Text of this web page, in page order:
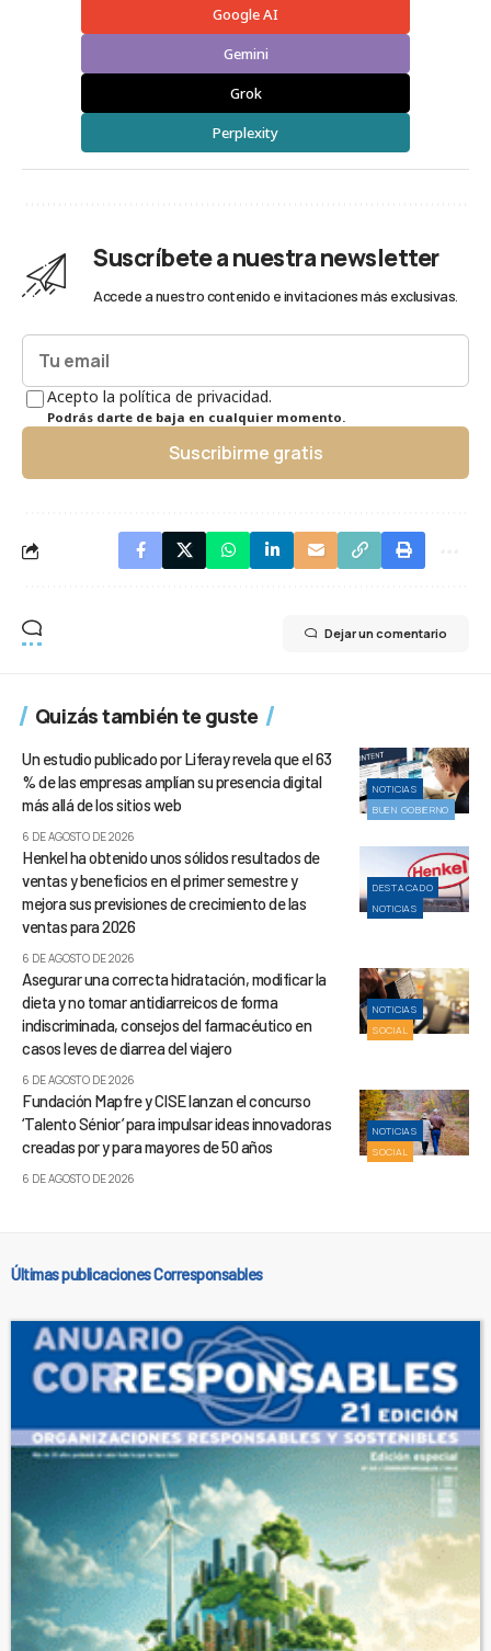
Google AI
Gemini
Grok
Perplexity
Suscríbete a nuestra newsletter
Accede a nuestro contenido e invitaciones más exclusivas.
Acepto la política de privacidad.
Podrás darte de baja en cualquier momento.
Suscribirme gratis
Dejar un comentario
Quizás también te guste
NOTICIAS
BUEN GOBIERNO
Un estudio publicado por Liferay revela que el 63
% de las empresas amplían su presencia digital
más allá de los sitios web
6 DE AGOSTO DE 2026
DESTACADO
NOTICIAS
Henkel ha obtenido unos sólidos resultados de
ventas y beneficios en el primer semestre y
mejora sus previsiones de crecimiento de las
ventas para 2026
6 DE AGOSTO DE 2026
NOTICIAS
SOCIAL
Asegurar una correcta hidratación, modificar la
dieta y no tomar antidiarreicos de forma
indiscriminada, consejos del farmacéutico en
casos leves de diarrea del viajero
6 DE AGOSTO DE 2026
NOTICIAS
SOCIAL
Fundación Mapfre y CISE lanzan el concurso
‘Talento Sénior’ para impulsar ideas innovadoras
creadas por y para mayores de 50 años
6 DE AGOSTO DE 2026
Últimas publicaciones Corresponsables